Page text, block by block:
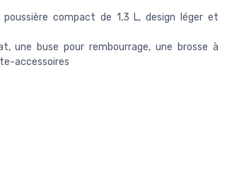
à poussière compact de 1,3 L, design léger et
une buse pour rembourrage, une brosse à
accessoires